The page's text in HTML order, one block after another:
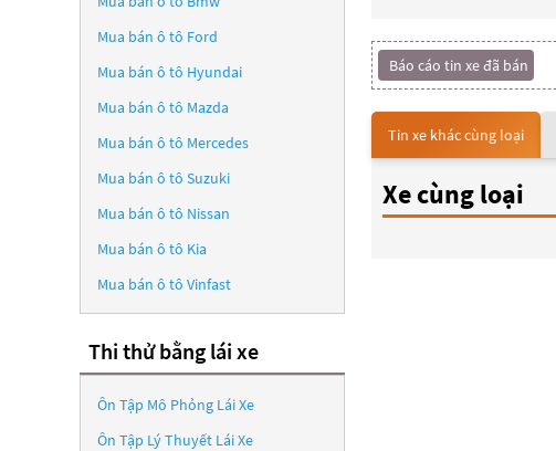
Báo cáo tin xe đã bán
Tin xe khác cùng loại
Xe cùng loại
Mua bán ô tô Ford
Mua bán ô tô Hyundai
Mua bán ô tô Mazda
Mua bán ô tô Mercedes
Mua bán ô tô Suzuki
Mua bán ô tô Nissan
Mua bán ô tô Kia
Mua bán ô tô Vinfast
Thi thử bằng lái xe
Ôn Tập Mô Phỏng Lái Xe
Ôn Tập Lý Thuyết Lái Xe